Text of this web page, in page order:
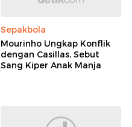
Sepakbola
Mourinho Ungkap Konflik
dengan Casillas, Sebut
Sang Kiper Anak Manja